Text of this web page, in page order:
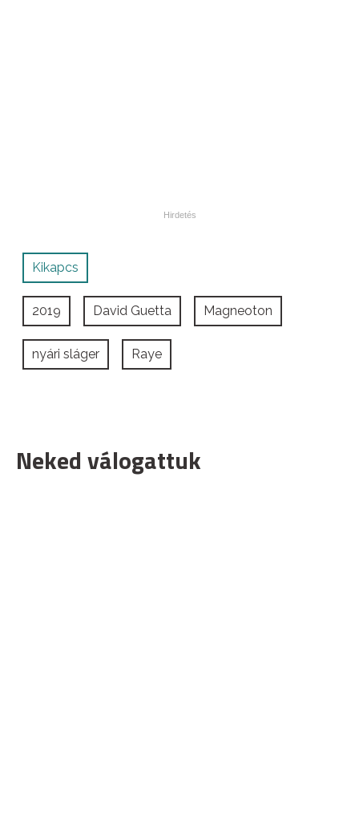
Kikapcs
2019 David Guetta Magneoton
nyári sláger Raye
Neked válogattuk